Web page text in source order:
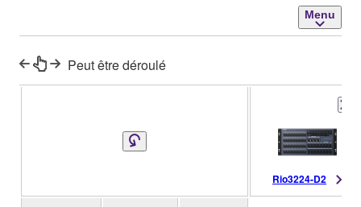
Menu
Peut être déroulé
Rio3224-D2